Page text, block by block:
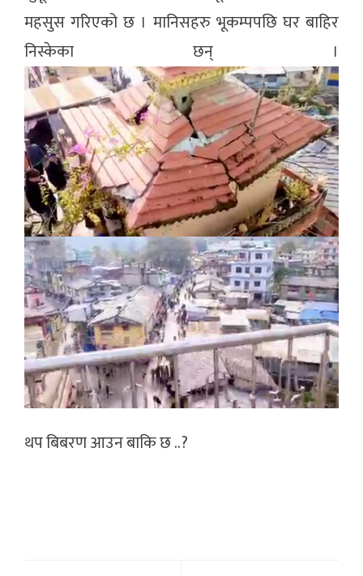
महसुस गरिएको छ । मानिसहरु भूकम्पपछि घर बाहिर
निस्केका छन् ।
थप बिबरण आउन बाकि छ ..?